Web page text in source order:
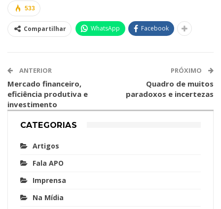
533
Compartilhar WhatsApp Facebook
ANTERIOR
Mercado financeiro,
eficiência produtiva e
investimento
PRÓXIMO
Quadro de muitos
paradoxos e incertezas
CATEGORIAS
Artigos
Fala APO
Imprensa
Na Mídia